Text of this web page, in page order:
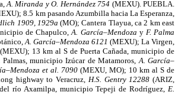
A. Miranda y O. Hernández 754 (MEXU). PUEBLA.
8.5 km pasando Azumbilla hacia La Esperanza,
1909, 1929a(MO); Cantera Tlayua, ca 2 km east
de Chapulco,A. García–Mendoza y F. Palma
A. García–Mendoza 6121 (MEXU); La Virgen,
(MEXU); 13 km al S de Puerta Cañada, municipio de
municipio Izúcar de Matamoros,A. García–
et al. 7090 (MEXU, MO); 10 km al S de
highway to Veracruz, H.S. Gentry 12288(ARIZ,
río Axamilpa, municipio Tepeji de Rodríguez,E.